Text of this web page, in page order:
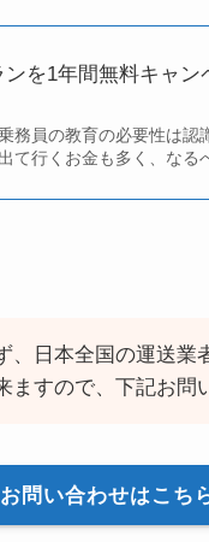
を1年間無料キャ
務員の教育の必要性は認
て行くお金も多く、な
日本全国の運送業
すので、下記お問
お問い合わせはこち